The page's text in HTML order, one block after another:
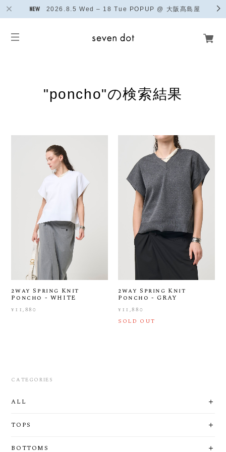
2026.8.5 Wed – 18 Tue POPUP @ 大阪髙島屋
"poncho"の検索結果
2way Spring Knit
Poncho - WHITE
¥11,880
2way Spring Knit
Poncho - GRAY
¥11,880
SOLD OUT
CATEGORIES
ALL
TOPS
BOTTOMS